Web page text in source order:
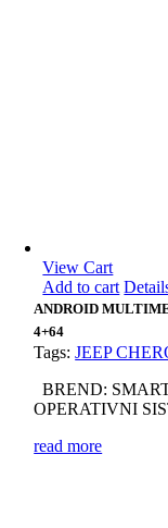
View Cart
Add to cart
ANDROID
4+64
Tags:JEEP
BREND:
OPERATIVNI
read more